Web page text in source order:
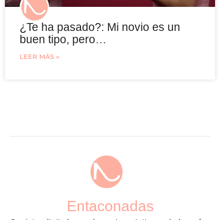
¿Te ha pasado?: Mi novio es un
buen tipo, pero…
LEER MÁS »
Entaconadas